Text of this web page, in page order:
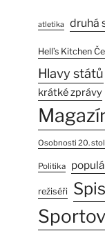
atletika druhá
Hell’s Kitchen
Hlavy států
krátké zprávy
Osobnosti 20.
Politika
režiséři